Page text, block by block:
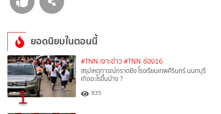
ยอดนิยมในตอนนี้
1
#TNN เจาะข่าว #TNN ช่อง16
สรุปเหตุการณ์กราดยิง โรงเรียนเทพศิรินทร์ นนทบุรี
เกิดอะไรขึ้นบ้าง ?
835